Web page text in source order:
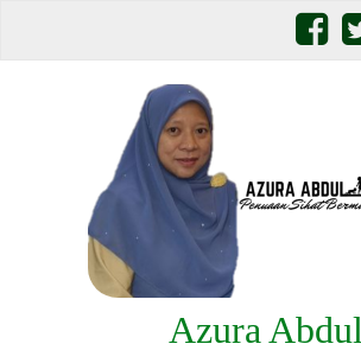
Azura Abdul